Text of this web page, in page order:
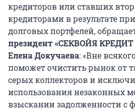
кредиторов или ставших
кредиторами в результате
долговых портфелей,
президент «СЕКВОЙЯ
Елена Докучаева: «Вне
поможет очистить рынок от
серых коллекторов и
использования незаконных
взыскании задолженности с